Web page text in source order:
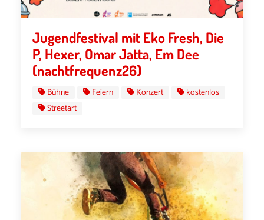
Jugendfestival mit Eko Fresh, Die
P, Hexer, Omar Jatta, Em Dee
(nachtfrequenz26)
Bühne Feiern Konzert
kostenlos
Streetart